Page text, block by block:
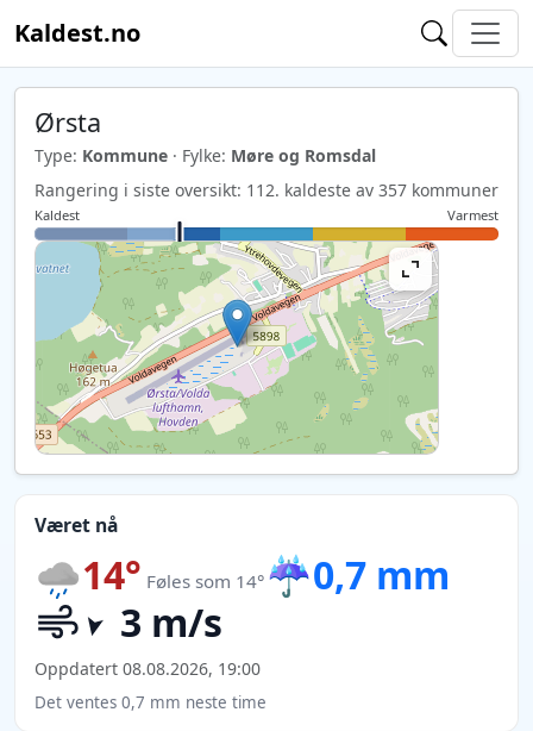
Kaldest.no
Ørsta
Type: Kommune · Fylke: Møre og Romsdal
Rangering i siste oversikt: 112. kaldeste av 357 kommuner
Kaldest Varmest
Været nå
14° Føles som 14° ☔0,7 mm
3 m/s
Oppdatert 08.08.2026, 19:00
Det ventes 0,7 mm neste time